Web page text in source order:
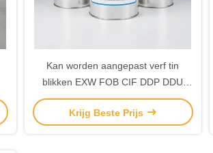
Kan worden aangepast verf tin
blikken EXW FOB CIF DDP DDU
Duurzame verpakkingsoplossingen
geschikt voor industriële
Krijg Beste Prijs